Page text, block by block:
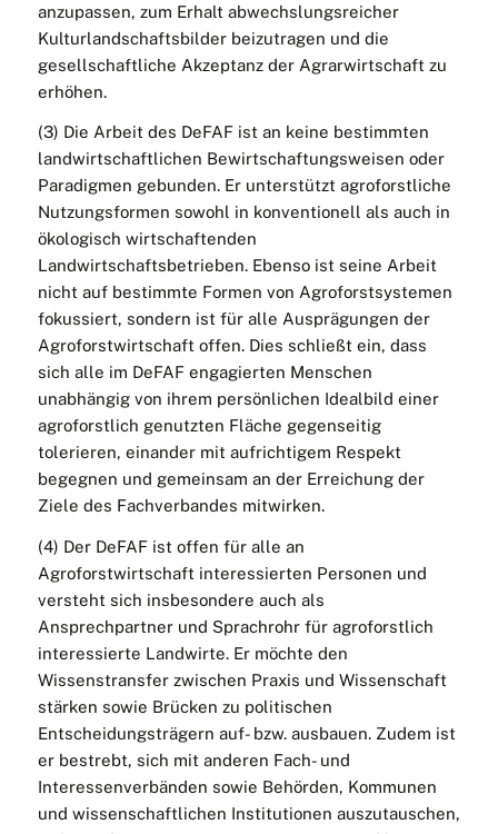
anzupassen, zum Erhalt abwechslungsreicher
Kulturlandschaftsbilder beizutragen und die
gesellschaftliche Akzeptanz der Agrarwirtschaft zu
erhöhen.
(3) Die Arbeit des DeFAF ist an keine bestimmten
landwirtschaftlichen Bewirtschaftungsweisen oder
Paradigmen gebunden. Er unterstützt agroforstliche
Nutzungsformen sowohl in konventionell als auch in
ökologisch wirtschaftenden
Landwirtschaftsbetrieben. Ebenso ist seine Arbeit
nicht auf bestimmte Formen von Agroforstsystemen
fokussiert, sondern ist für alle Ausprägungen der
Agroforstwirtschaft offen. Dies schließt ein, dass
sich alle im DeFAF engagierten Menschen
unabhängig von ihrem persönlichen Idealbild einer
agroforstlich genutzten Fläche gegenseitig
tolerieren, einander mit aufrichtigem Respekt
begegnen und gemeinsam an der Erreichung der
Ziele des Fachverbandes mitwirken.
(4) Der DeFAF ist offen für alle an
Agroforstwirtschaft interessierten Personen und
versteht sich insbesondere auch als
Ansprechpartner und Sprachrohr für agroforstlich
interessierte Landwirte. Er möchte den
Wissenstransfer zwischen Praxis und Wissenschaft
stärken sowie Brücken zu politischen
Entscheidungsträgern auf- bzw. ausbauen. Zudem ist
er bestrebt, sich mit anderen Fach- und
Interessenverbänden sowie Behörden, Kommunen
und wissenschaftlichen Institutionen auszutauschen,